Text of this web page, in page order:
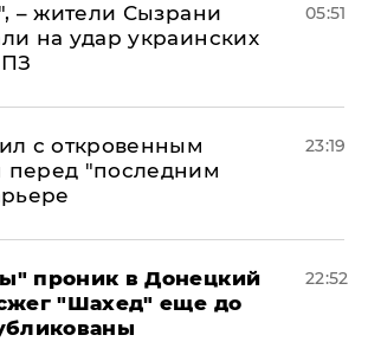
– жители Сызрани
на удар украинских
05:51
с откровенным
перед "последним
23:19
проник в Донецкий
"Шахед" еще до
22:52